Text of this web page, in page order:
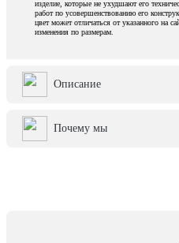
изделие, которые не ухудшают его
работ по усовершенствованию его
цвет может отличаться от указанного на
изменения по размерам.
Описание
Почему мы